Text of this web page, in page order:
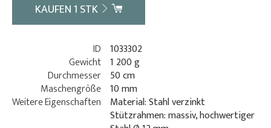
KAUFEN1 STK
ID 1033302
Gewicht 1 200 g
Durchmesser 50 cm
Maschengröße 10 mm
Weitere Eigenschaften
Material: Stahl verzinkt
Stützrahmen: massiv, hochwertiger